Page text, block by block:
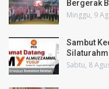
Bergerak
Minggu, 9
Sambut
Sabtu, 8